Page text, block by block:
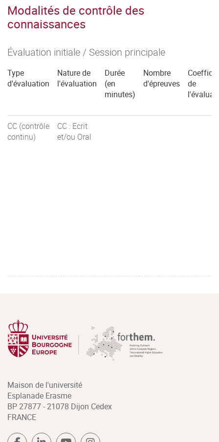
Modalités de contrôle des
connaissances
Évaluation initiale / Session principale
Type
d'évaluation
Nature de
l'évaluation
Durée
(en
minutes)
Nombre
d'épreuves
de
CC (contrôle
continu)
CC : Ecrit
et/ou Oral
Maison de l'université
Esplanade Erasme
BP 27877 - 21078 Dijon Cedex
FRANCE